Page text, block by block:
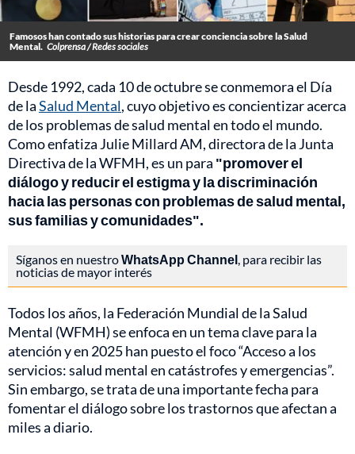
Famosos han contado sus historias para crear conciencia sobre la Salud
Mental. Colprensa / Redes sociales
Desde 1992, cada 10 de octubre se conmemora el Día
de laSalud Mental, cuyo objetivo es concientizar acerca
de los problemas de salud mental en todo el mundo.
Como enfatiza Julie Millard AM, directora de la Junta
Directiva de la WFMH, es un para "promover el
diálogo y reducir el estigma y la discriminación
hacia las personas con problemas de salud mental,
sus familias y comunidades".
Síganos en nuestroWhatsApp Channel , para recibir las
noticias de mayor interés
Todos los años, la Federación Mundial de la Salud
Mental (WFMH) se enfoca en un tema clave para la
atención y en 2025 han puesto el foco “Acceso a los
servicios: salud mental en catástrofes y emergencias”.
Sin embargo, se trata de una importante fecha para
fomentar el diálogo sobre los trastornos que afectan a
miles a diario.